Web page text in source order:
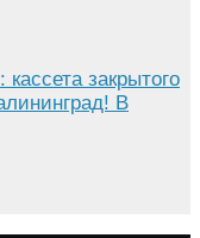
закрытого
В